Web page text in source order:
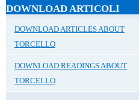
DOWNLOAD ARTICOLI
DOWNLOAD ARTICLES ABOUT
TORCELLO
DOWNLOAD READINGS ABOUT
TORCELLO